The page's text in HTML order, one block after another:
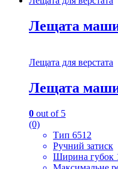
Лещата
Лещата для верстата
Лещата
0 out of 5
(0)
Тип 6512
Ручний затиск
Ширина губок